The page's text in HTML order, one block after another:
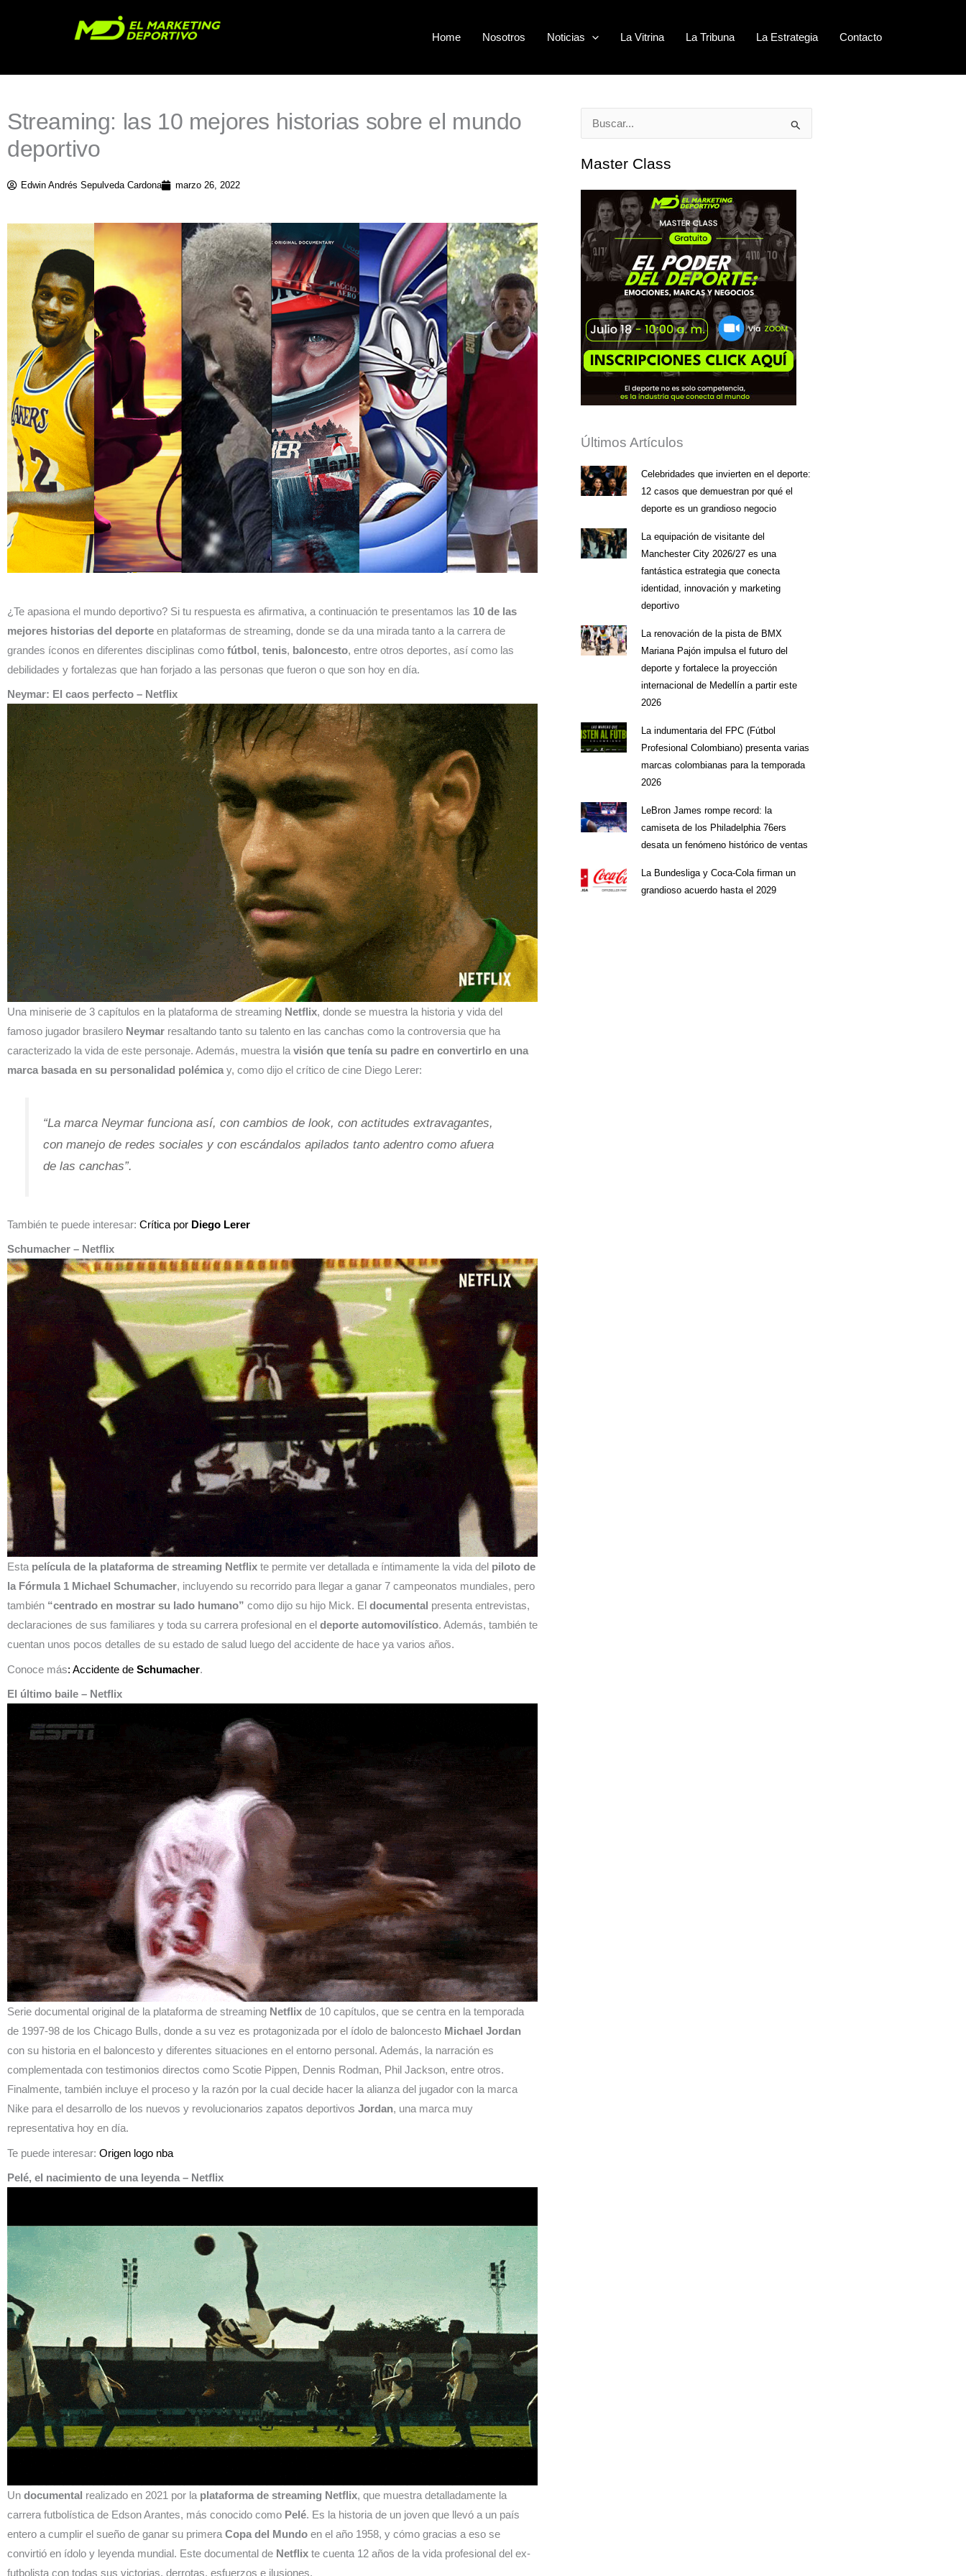
Home Nosotros Noticias La Vitrina La Tribuna La Estrategia Contacto
Streaming: las 10 mejores historias sobre el mundo
deportivo
Edwin Andrés Sepulveda Cardona marzo 26, 2022
¿Te apasiona el mundo deportivo? Si tu respuesta es afirmativa, a continuación te presentamos las 10 de las
mejores historias del deporte en plataformas de streaming, donde se da una mirada tanto a la carrera de
grandes íconos en diferentes disciplinas como fútbol, tenis, baloncesto, entre otros deportes, así como las
debilidades y fortalezas que han forjado a las personas que fueron o que son hoy en día.
Neymar: El caos perfecto – Netflix
Una miniserie de 3 capítulos en la plataforma de streaming Netflix, donde se muestra la historia y vida del
famoso jugador brasilero Neymar resaltando tanto su talento en las canchas como la controversia que ha
caracterizado la vida de este personaje. Además, muestra la visión que tenía su padre en convertirlo en una
marca basada en su personalidad polémica y, como dijo el crítico de cine Diego Lerer:
“La marca Neymar funciona así, con cambios de look, con actitudes extravagantes,
con manejo de redes sociales y con escándalos apilados tanto adentro como afuera
de las canchas”.
También te puede interesar: Crítica por Diego Lerer
Schumacher – Netflix
Esta película de la plataforma de streaming Netflix te permite ver detallada e íntimamente la vida del piloto de
la Fórmula 1 Michael Schumacher, incluyendo su recorrido para llegar a ganar 7 campeonatos mundiales, pero
también “centrado en mostrar su lado humano” como dijo su hijo Mick. El documental presenta entrevistas,
declaraciones de sus familiares y toda su carrera profesional en el deporte automovilístico. Además, también te
cuentan unos pocos detalles de su estado de salud luego del accidente de hace ya varios años.
Conoce más: Accidente de Schumacher.
El último baile – Netflix
Serie documental original de la plataforma de streaming Netflix de 10 capítulos, que se centra en la temporada
de 1997-98 de los Chicago Bulls, donde a su vez es protagonizada por el ídolo de baloncesto Michael Jordan
con su historia en el baloncesto y diferentes situaciones en el entorno personal. Además, la narración es
complementada con testimonios directos como Scotie Pippen, Dennis Rodman, Phil Jackson, entre otros.
Finalmente, también incluye el proceso y la razón por la cual decide hacer la alianza del jugador con la marca
Nike para el desarrollo de los nuevos y revolucionarios zapatos deportivos Jordan, una marca muy
representativa hoy en día.
Te puede interesar: Origen logo nba
Pelé, el nacimiento de una leyenda – Netflix
Un documental realizado en 2021 por la plataforma de streaming Netflix, que muestra detalladamente la
carrera futbolística de Edson Arantes, más conocido como Pelé. Es la historia de un joven que llevó a un país
entero a cumplir el sueño de ganar su primera Copa del Mundo en el año 1958, y cómo gracias a eso se
convirtió en ídolo y leyenda mundial. Este documental de Netflix te cuenta 12 años de la vida profesional del ex-
futbolista con todas sus victorias, derrotas, esfuerzos e ilusiones.
Buscar
Master Class
Últimos Artículos
Celebridades que invierten en el deporte:
12 casos que demuestran por qué el
deporte es un grandioso negocio
La equipación de visitante del
Manchester City 2026/27 es una
fantástica estrategia que conecta
identidad, innovación y marketing
deportivo
La renovación de la pista de BMX
Mariana Pajón impulsa el futuro del
deporte y fortalece la proyección
internacional de Medellín a partir este
2026
La indumentaria del FPC (Fútbol
Profesional Colombiano) presenta varias
marcas colombianas para la temporada
2026
LeBron James rompe record: la
camiseta de los Philadelphia 76ers
desata un fenómeno histórico de ventas
La Bundesliga y Coca-Cola firman un
grandioso acuerdo hasta el 2029